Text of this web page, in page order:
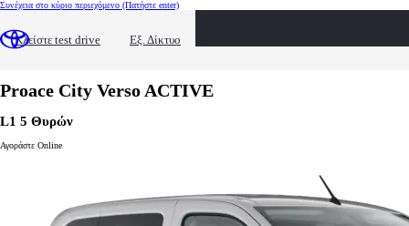
Συνέχεια στο κύριο περιεχόμενο (Πατήστε enter)
Κλείστε test drive Εξ. Δίκτυο
Διαμόρφωση Proace City Verso
Proace City Verso ACTIVE
L1 5 Θυρών
Αγοράστε Online